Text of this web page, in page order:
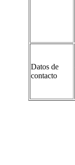
Datos de
contacto